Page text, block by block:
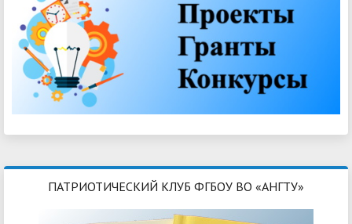
ПАТРИОТИЧЕСКИЙ КЛУБ ФГБОУ ВО «АНГТУ»